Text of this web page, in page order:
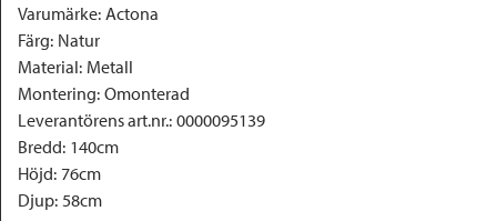
Varumärke: Actona
Färg: Natur
Material: Metall
Montering: Omonterad
Leverantörens art.nr.: 0000095139
Bredd: 140cm
Höjd: 76cm
Djup: 58cm